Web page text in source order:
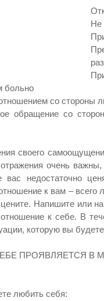
Не
больно
со стороны
обращение со
своего
очень
вас недостаточно
к вам –
Напишите или
к себе. В
которую вы
ПРОЯВЛЯЕТСЯ В
любить себя: